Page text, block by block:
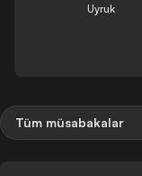
Uyruk
Tüm müsabakalar